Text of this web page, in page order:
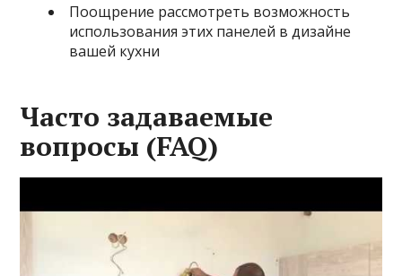
Поощрение рассмотреть возможность
использования этих панелей в дизайне
вашей кухни
Часто задаваемые
вопросы (FAQ)